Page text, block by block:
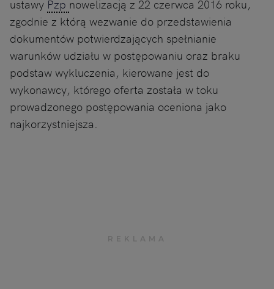
ustawy Pzp nowelizacją z 22 czerwca 2016 roku,
zgodnie z którą wezwanie do przedstawienia
dokumentów potwierdzających spełnianie
warunków udziału w postępowaniu oraz braku
podstaw wykluczenia, kierowane jest do
wykonawcy, którego oferta została w toku
prowadzonego postępowania oceniona jako
najkorzystniejsza.